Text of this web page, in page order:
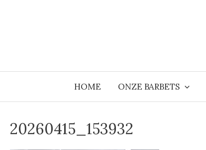
HOME ONZE BARBETS
20260415_153932